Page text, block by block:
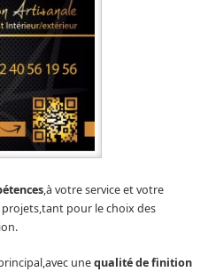
,à votre service et votre
pour le choix des
unequalité de finition